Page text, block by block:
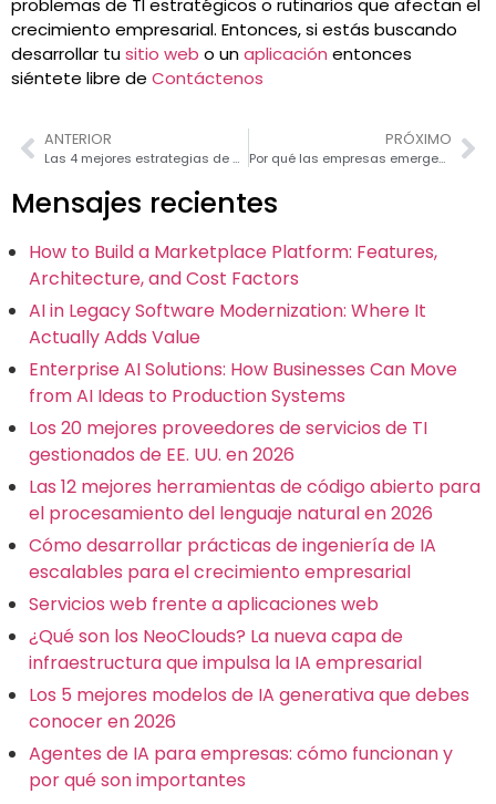
problemas de TI estratégicos o rutinarios que afectan el
crecimiento empresarial. Entonces, si estás buscando
desarrollar tusitio web o unaplicación entonces
siéntete libre de Contáctenos
ANTERIOR
Las 4 mejores estrategias de marketing digital para empresas emergentes
PRÓXIMO
Por qué las empresas emergentes necesitan buenos socios de consultoría en la nube
Mensajes recientes
How to Build a Marketplace Platform: Features,
Architecture, and Cost Factors
AI in Legacy Software Modernization: Where It
Actually Adds Value
Enterprise AI Solutions: How Businesses Can Move
from AI Ideas to Production Systems
Los 20 mejores proveedores de servicios de TI
gestionados de EE. UU. en 2026
Las 12 mejores herramientas de código abierto para
el procesamiento del lenguaje natural en 2026
Cómo desarrollar prácticas de ingeniería de IA
escalables para el crecimiento empresarial
Servicios web frente a aplicaciones web
¿Qué son los NeoClouds? La nueva capa de
infraestructura que impulsa la IA empresarial
Los 5 mejores modelos de IA generativa que debes
conocer en 2026
Agentes de IA para empresas: cómo funcionan y
por qué son importantes